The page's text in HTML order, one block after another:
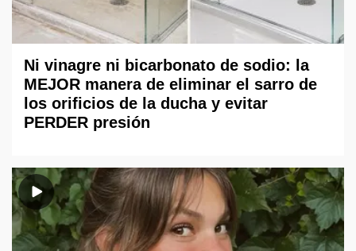
Ni vinagre ni bicarbonato de sodio: la
MEJOR manera de eliminar el sarro de
los orificios de la ducha y evitar
PERDER presión